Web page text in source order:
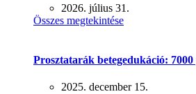
2026. július 31.
Összes megtekintése
Prosztatarák betegedukáció:
2025. december 15.